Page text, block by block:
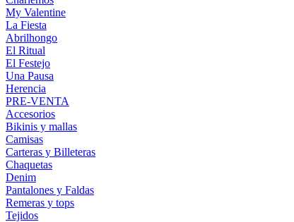
My Valentine
La Fiesta
Abrilhongo
El Ritual
El Festejo
Una Pausa
Herencia
PRE-VENTA
Accesorios
Bikinis y mallas
Camisas
Carteras y Billeteras
Chaquetas
Denim
Pantalones y Faldas
Remeras y tops
Tejidos